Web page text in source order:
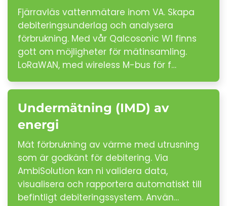
Fjärravläs vattenmätare inom VA. Skapa
debiteringsunderlag och analysera
förbrukning. Med vår Qalcosonic W1 finns
gott om möjligheter för mätinsamling.
LoRaWAN, med wireless M-bus för f…
Undermätning (IMD) av
energi
Mät förbrukning av värme med utrusning
som är godkänt för debitering. Via
AmbiSolution kan ni validera data,
visualisera och rapportera automatiskt till
befintligt debiteringssystem. Använ…